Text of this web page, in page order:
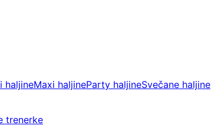
haljineMaxi haljineParty haljineSvečane haljine
trenerke